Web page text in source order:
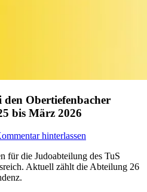
Obertiefenbacher
bis März 2026
hinterlassen
für die Judoabteilung des TuS
Aktuell zählt die Abteilung 26